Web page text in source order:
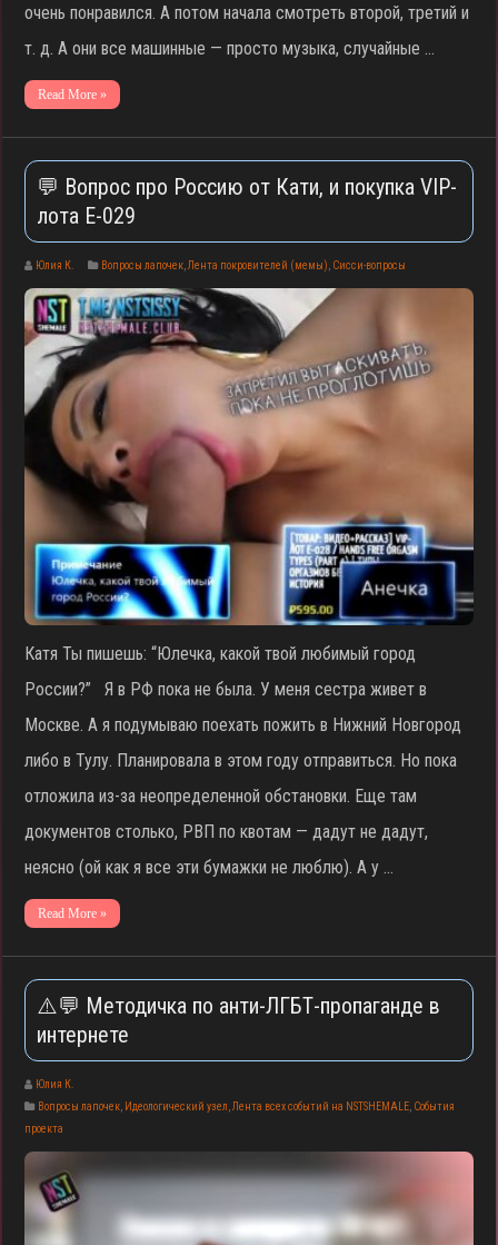
очень понравился. А потом начала смотреть второй, третий и
т. д. А они все машинные — просто музыка, случайные …
Read More »
💬 Вопрос про Россию от Кати, и покупка VIP-
лота E-029
Юлия К. Вопросы лапочек,Лента покровителей (мемы), Сисси-вопросы
Катя Ты пишешь: “Юлечка, какой твой любимый город
России?” Я в РФ пока не была. У меня сестра живет в
Москве. А я подумываю поехать пожить в Нижний Новгород
либо в Тулу. Планировала в этом году отправиться. Но пока
отложила из-за неопределенной обстановки. Еще там
документов столько, РВП по квотам — дадут не дадут,
неясно (ой как я все эти бумажки не люблю). А у …
Read More »
⚠️💬 Методичка по анти-ЛГБТ-пропаганде в
интернете
Юлия К.
Вопросы лапочек, Идеологический узел,Лента всех событий на NSTSHEMALE, События
проекта